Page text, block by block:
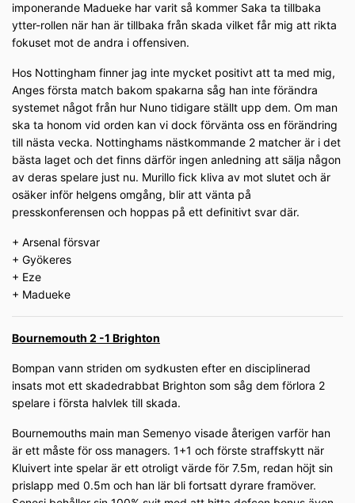
imponerande Madueke har varit så kommer Saka ta tillbaka
ytter-rollen när han är tillbaka från skada vilket får mig att rikta
fokuset mot de andra i offensiven.
Hos Nottingham finner jag inte mycket positivt att ta med mig,
Anges första match bakom spakarna såg han inte förändra
systemet något från hur Nuno tidigare ställt upp dem. Om man
ska ta honom vid orden kan vi dock förvänta oss en förändring
till nästa vecka. Nottinghams nästkommande 2 matcher är i det
bästa laget och det finns därför ingen anledning att sälja någon
av deras spelare just nu. Murillo fick kliva av mot slutet och är
osäker inför helgens omgång, blir att vänta på
presskonferensen och hoppas på ett definitivt svar där.
+ Arsenal försvar
+ Gyökeres
+ Eze
+ Madueke
Bournemouth 2 -1 Brighton
Bompan vann striden om sydkusten efter en disciplinerad
insats mot ett skadedrabbat Brighton som såg dem förlora 2
spelare i första halvlek till skada.
Bournemouths main man Semenyo visade återigen varför han
är ett måste för oss managers. 1+1 och förste straffskytt när
Kluivert inte spelar är ett otroligt värde för 7.5m, redan höjt sin
prislapp med 0.5m och han lär bli fortsatt dyrare framöver.